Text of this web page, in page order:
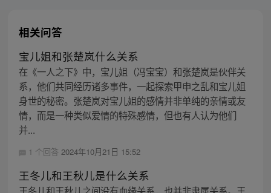
相关问答
宝儿姐和张楚岚什么关系
在《一人之下》中，宝儿姐（冯宝宝）和张楚岚是伙伴关
系，他们共同经历诸多事件，一起探索甲申之乱和宝儿姐
身世的秘密。张楚岚对宝儿姐的感情并非单纯的亲情或友
情，而是一种类似爱情的特殊感情，但也有人认为他们
并...
1 个回答 2024年10月21日 15:52
王冬儿和王秋儿是什么关系